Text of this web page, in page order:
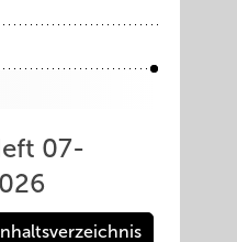
07-
Inhaltsverzeichnis